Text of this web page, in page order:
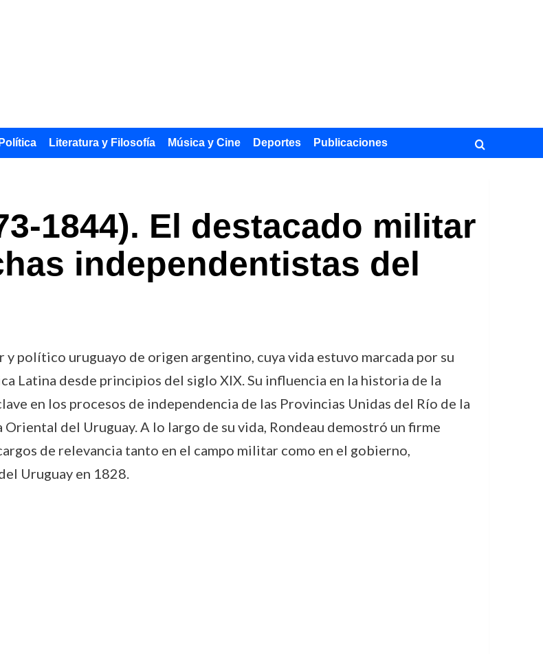
Literatura y Filosofía Música y Cine Deportes Publicaciones
1844). El destacado militar
independentistas del
político uruguayo de origen argentino, cuya vida estuvo marcada por su
Latina desde principios del siglo XIX. Su influencia en la historia de la
en los procesos de independencia de las Provincias Unidas del Río de la
del Uruguay. A lo largo de su vida, Rondeau demostró un firme
de relevancia tanto en el campo militar como en el gobierno,
Uruguay en 1828.